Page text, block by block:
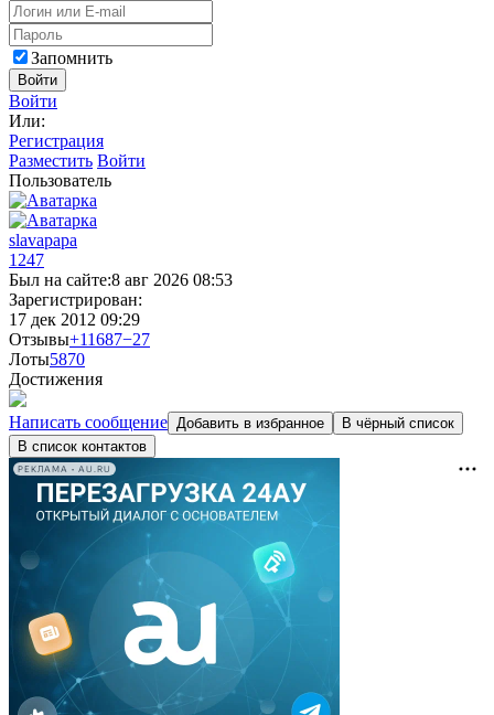
Запомнить
Войти
Войти
Или:
Регистрация
Разместить Войти
Пользователь
slavapapa
1247
Был на сайте:8 авг 2026 08:53
Зарегистрирован:
17 дек 2012 09:29
Отзывы+11687−27
Лоты5870
Достижения
Написать сообщение Добавить в избранное
В чёрный список
В список контактов
РЕКЛАМА • AU.RU